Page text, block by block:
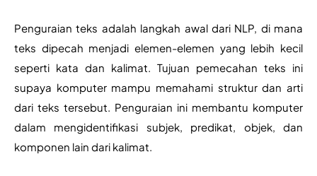
Penguraian teks adalah langkah awal dari NLP, di mana
teks dipecah menjadi elemen-elemen yang lebih kecil
seperti kata dan kalimat. Tujuan pemecahan teks ini
supaya komputer mampu memahami struktur dan arti
dari teks tersebut. Penguraian ini membantu komputer
dalam mengidentifikasi subjek, predikat, objek, dan
komponen lain dari kalimat.